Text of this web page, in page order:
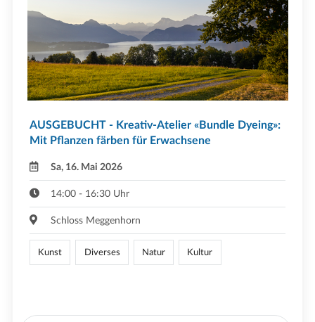
AUSGEBUCHT - Kreativ-Atelier «Bundle Dyeing»:
Mit Pflanzen färben für Erwachsene
Sa, 16. Mai 2026
14:00 - 16:30 Uhr
Schloss Meggenhorn
Kunst Diverses Natur Kultur